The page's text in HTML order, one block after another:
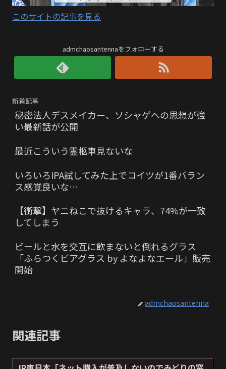
このサイトの記事を見る
admchaosantennaをフォローする
新着記事
秘密法人デスメイカー、ソシャゲへの思想が強
い最新話が公開
最近こういう霊柩車見ないな
いろいろIPA試してみた上でコイツが1番バラン
ス感覚良いな…
【衝撃】ヤニねこで抜けるキャラ、74%が一致
してしまう
ビールと水を交互に飲まないと倒れるグラス
「ふらつくビアグラス by よなよなエール」販売
開始
admchaosantenna
関連記事